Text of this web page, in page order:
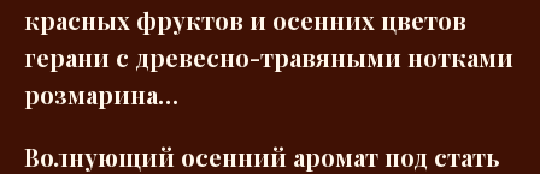
красных фруктов и осенних цветов
герани с древесно-травяными нотками
розмарина…
Волнующий осенний аромат под стать